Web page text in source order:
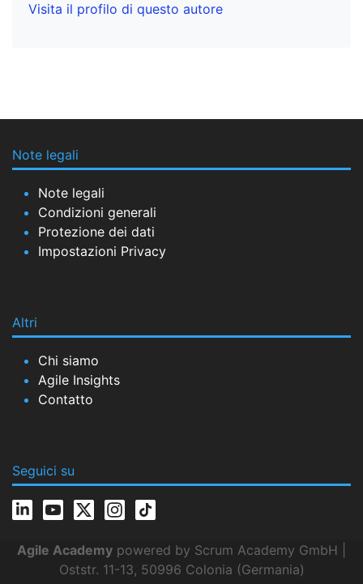
Visita il profilo di questo autore
Note legali
Note legali
Condizioni generali
Protezione dei dati
Impostazioni Privacy
Altri
Chi siamo
Agile Insights
Contatto
Seguici su
Agile Academy powered by Scrum Academy GmbH |
Oststr. 11-13, 50996 Colonia (Germania)